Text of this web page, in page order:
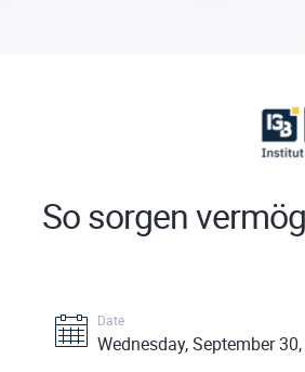
So sorgen
Date
Wednesday, September